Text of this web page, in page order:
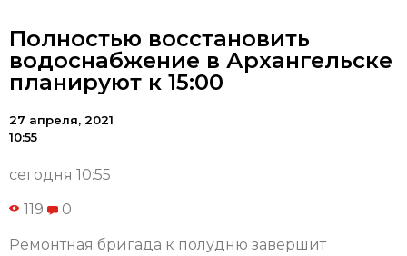
Полностью восстановить
водоснабжение в Архангельске
планируют к 15:00
27 апреля, 2021
10:55
сегодня 10:55
119 0
Ремонтная бригада к полудню завершит